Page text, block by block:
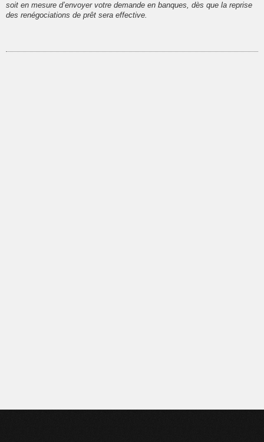
soit en mesure d’envoyer votre demande en banques, dès que la reprise
des renégociations de prêt sera effective.